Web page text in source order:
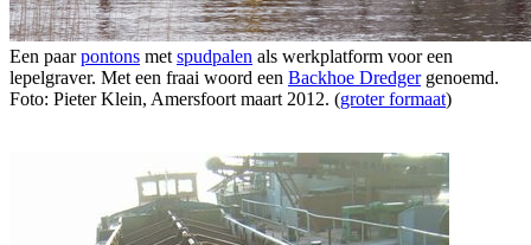
Een paarpontons met spudpalen als werkplatform voor een
lepelgraver. Met een fraai woord een Backhoe Dredgergenoemd.
Foto: Pieter Klein, Amersfoort maart 2012. (groter formaat)